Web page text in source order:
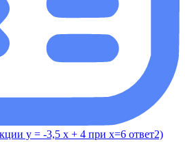
у = -3,5 x + 4 при x=6 ответ2)